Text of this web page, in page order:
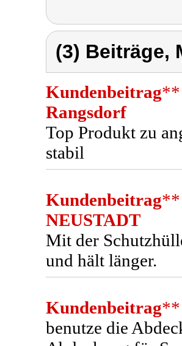
(3) Beiträge,
Kundenbeitrag**
Rangsdorf
Top Produkt zu
stabil
Kundenbeitrag**
NEUSTADT
Mit der
und hält länger.
Kundenbeitrag**
benutze die